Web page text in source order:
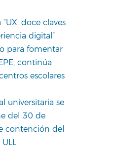
doce claves
digital”
para fomentar
continúa
escolares
universitaria se
del 30 de
contención del